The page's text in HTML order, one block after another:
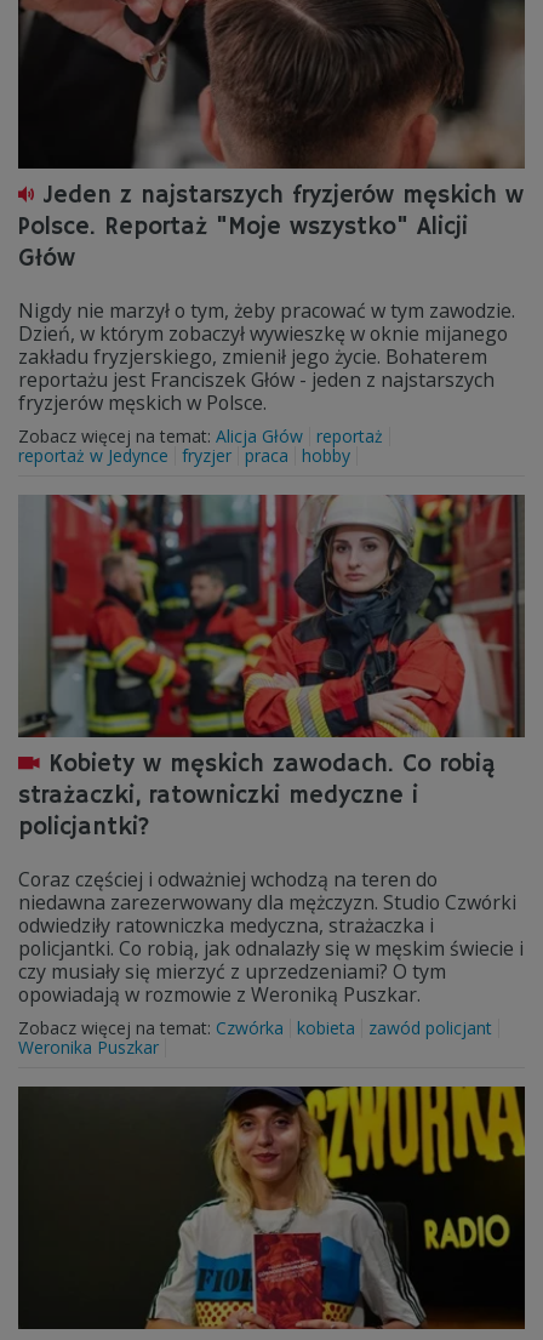
Jeden z najstarszych fryzjerów męskich w
Polsce. Reportaż "Moje wszystko" Alicji
Głów
Nigdy nie marzył o tym, żeby pracować w tym zawodzie.
Dzień, w którym zobaczył wywieszkę w oknie mijanego
zakładu fryzjerskiego, zmienił jego życie. Bohaterem
reportażu jest Franciszek Głów - jeden z najstarszych
fryzjerów męskich w Polsce.
Zobacz więcej na temat: Alicja Głów
reportaż
reportaż w Jedynce
fryzjer praca hobby
Kobiety w męskich zawodach. Co robią
strażaczki, ratowniczki medyczne i
policjantki?
Coraz częściej i odważniej wchodzą na teren do
niedawna zarezerwowany dla mężczyzn. Studio Czwórki
odwiedziły ratowniczka medyczna, strażaczka i
policjantki. Co robią, jak odnalazły się w męskim świecie i
czy musiały się mierzyć z uprzedzeniami? O tym
opowiadają w rozmowie z Weroniką Puszkar.
Zobacz więcej na temat: Czwórka kobieta
zawód policjant
Weronika Puszkar